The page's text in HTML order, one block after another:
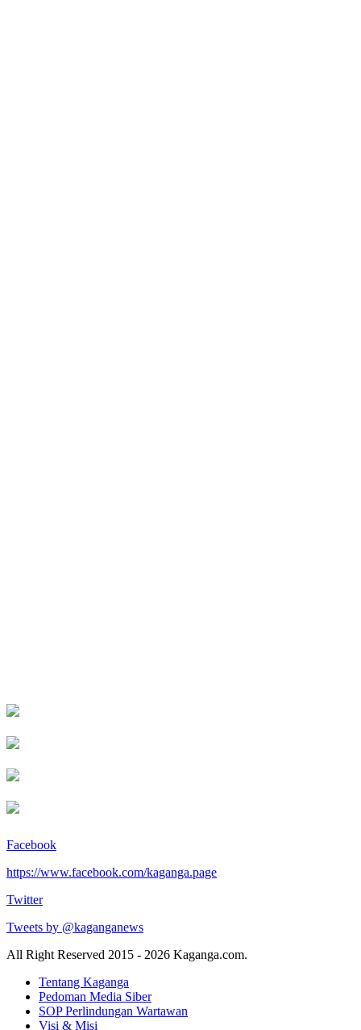
Facebook
https://www.facebook.com/kaganga.page
Twitter
Tweets by @kaganganews
All Right Reserved 2015 - 2026 Kaganga.com.
Tentang Kaganga
Pedoman Media Siber
SOP Perlindungan Wartawan
Visi & Misi